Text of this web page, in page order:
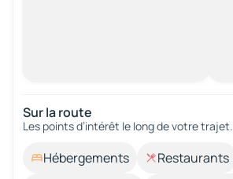
Sur la route
Les points d’intérêt le long de votre trajet.
Hébergements Restaurants